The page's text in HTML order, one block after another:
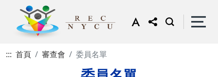
::: 首頁 審查會 委員名單